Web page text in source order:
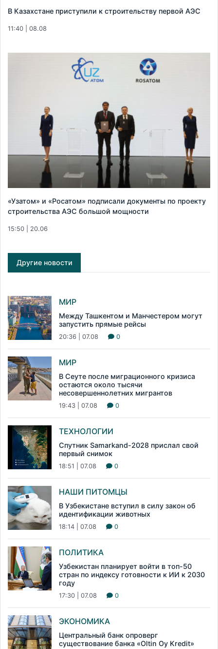
В Казахстане приступили к строительству первой АЭС
11:40 | 08.08
«Узатом» и «Росатом» подписали документы по проекту
строительства АЭС большой мощности
15:50 | 20.06
Другие новости
МИР
Между Ташкентом и Манчестером могут
запустить прямые рейсы
20:36 | 07.08 0
МИР
В Сеуте после миграционного кризиса
остаются около тысячи
несовершеннолетних мигрантов
19:43 | 07.08 0
ТЕХНОЛОГИИ
Спутник Samarkand-2028 прислал свой
первый снимок
18:51 | 07.08 0
НАШИ ПИТОМЦЫ
В Узбекистане вступил в силу закон об
идентификации животных
18:14 | 07.08 0
ПОЛИТИКА
Узбекистан планирует войти в топ-50
стран по индексу готовности к ИИ к 2030
году
17:30 | 07.08 0
ЭКОНОМИКА
Центральный банк опроверг
существование банка «Oltin Oy Kredit»